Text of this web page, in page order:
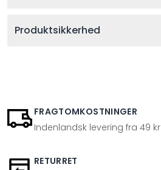
Produktsikkerhed
FRAGTOMKOSTNINGER
Indenlandsk levering fra 49
RETURRET